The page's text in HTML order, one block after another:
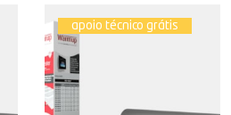
apoio técnico grátis